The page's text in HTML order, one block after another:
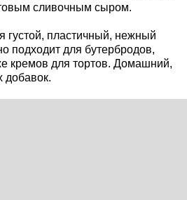
сливочным сыром.
густой, пластичный, нежный
подходит для бутербродов,
кремов для тортов. Домашний,
добавок.